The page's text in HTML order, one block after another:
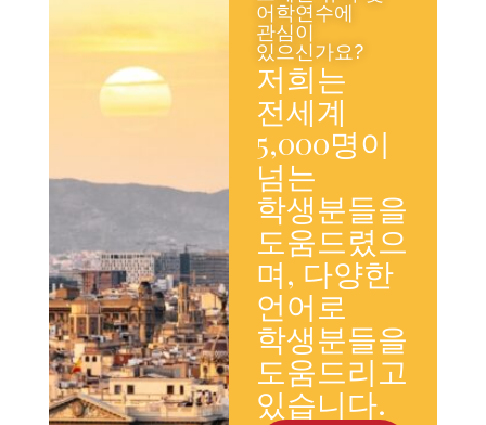
어학연수에
관심이
있으신가요?
저희는
전세계
5,000명이
넘는
학생분들을
도움드렸으
며, 다양한
언어로
학생분들을
도움드리고
있습니다.